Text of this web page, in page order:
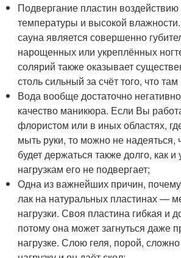
Подвергание пластин
температуры и высокой
сауна является совершенно
нарощенных или укреплённых
солярий также оказывает
столь сильный за счёт того, что
Вода вообще достаточно
качество маникюра. Если Вы
флористом или в иных областях,
мыть руки, то можно не
будет держаться также долго, как и
нагрузкам его не подвергает;
Одна из важнейших причин, почему
лак на натуральных пластинах —
нагрузки. Своя пластина гибкая и
потому она может загнуться даже
нагрузке. Слою геля, порой,